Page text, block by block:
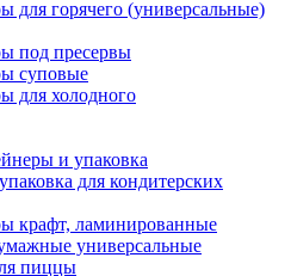
для горячего (универсальные)
под пресервы
суповые
для холодного
и упаковка
для кондитерских
крафт, ламинированные
универсальные
пиццы